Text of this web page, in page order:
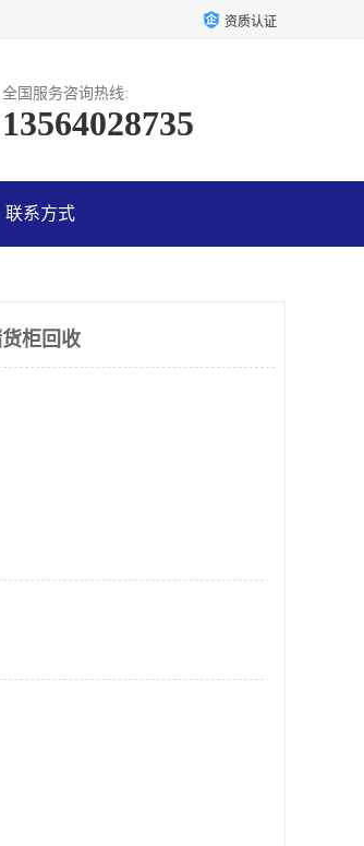
资质认证
全国服务咨询热线:
13564028735
联系方式
柜回收